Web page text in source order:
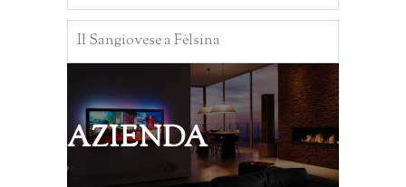
Il Sangiovese a Fèlsina
AZIENDA